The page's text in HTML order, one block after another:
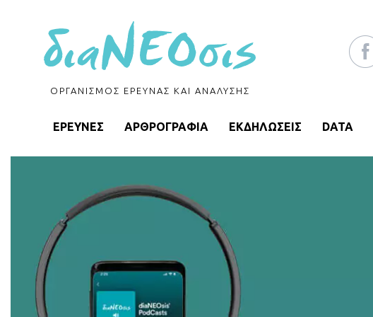
ΟΡΓΑΝΙΣΜΟΣ ΕΡΕΥΝΑΣ ΚΑΙ ΑΝΑΛΥΣΗΣ
ΕΡΕΥΝΕΣ ΑΡΘΡΟΓΡΑΦΙΑ ΕΚΔΗΛΩΣΕΙΣ DATA